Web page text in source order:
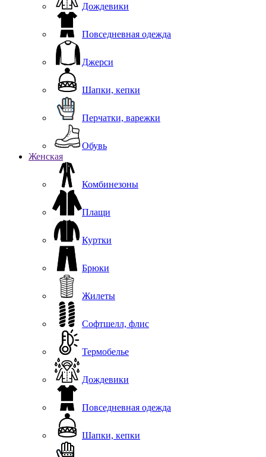
Дождевики
Повседневная одежда
Джерси
Шапки, кепки
Перчатки, варежки
Обувь
Женская
Комбинезоны
Плащи
Куртки
Брюки
Жилеты
Софтшелл, флис
Термобелье
Дождевики
Повседневная одежда
Шапки, кепки